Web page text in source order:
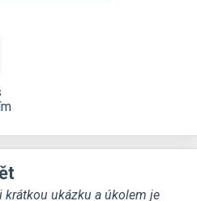
krátkou ukázku a úkolem je